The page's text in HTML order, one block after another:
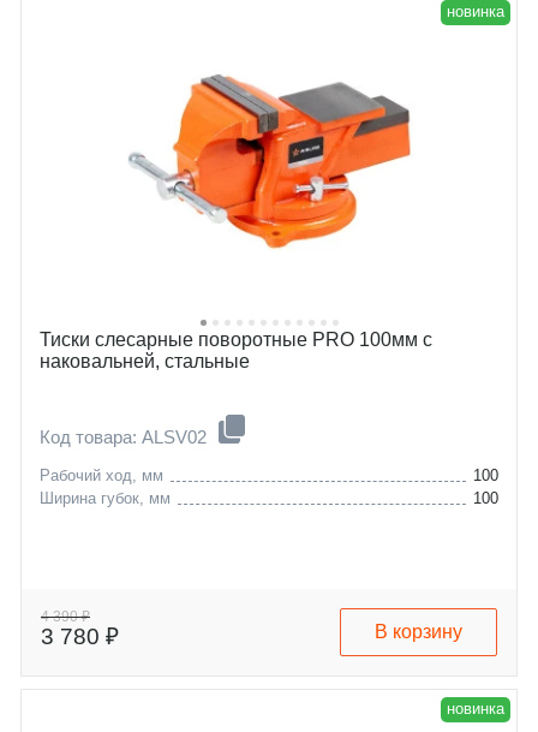
новинка
Тиски слесарные поворотные PRO 100мм с
наковальней, стальные
Код товара: ALSV02
Рабочий ход, мм
100
Ширина губок, мм
100
4 390 ₽
3 780 ₽ В корзину
новинка